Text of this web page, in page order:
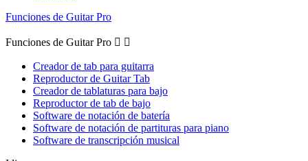
Funciones de Guitar Pro
Funciones de Guitar Pro  
Creador de tab para guitarra
Reproductor de Guitar Tab
Creador de tablaturas para bajo
Reproductor de tab de bajo
Software de notación de batería
Software de notación de partituras para piano
Software de transcripción musical